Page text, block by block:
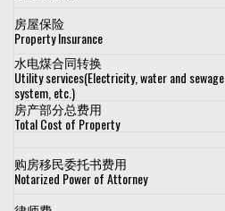
房屋保险
Property Insurance
水电煤合同转换
Utility services(Electricity, water and sewage
system, etc.)
房产部分总费用
Total Cost of Property
购房移民委托书费用
Notarized Power of Attorney